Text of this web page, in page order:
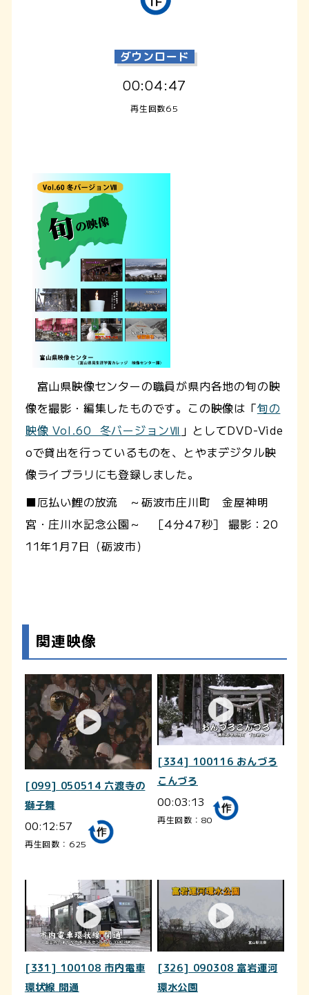
ダウンロード
00:04:47
再生回数65
富山県映像センターの職員が県内各地の旬の映
像を撮影・編集したものです。この映像は「旬の
映像 Vol.60 冬バージョンⅦ 」としてDVD-Vide
oで貸出を行っているものを、とやまデジタル映
像ライブラリにも登録しました。
■厄払い鯉の放流 ～砺波市庄川町 金屋神明
宮・庄川水記念公園～ ［4分47秒］ 撮影：20
11年1月7日（砺波市）
関連映像
[099] 050514 六渡寺の
獅子舞
00:12:57
再生回数：625
[334] 100116 おんづろ
こんづろ
00:03:13
再生回数：80
[331] 100108 市内電車
環状線 開通
[326] 090308 富岩運河
環水公園